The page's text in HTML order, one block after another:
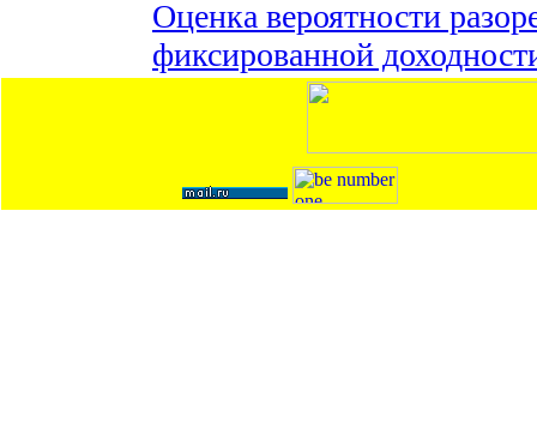
Оценка вероятности
фиксированной